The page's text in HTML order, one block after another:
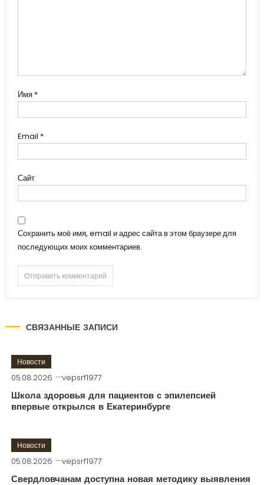
Имя *
Email *
Сайт
Сохранить моё имя, email и адрес сайта в этом браузере для
последующих моих комментариев.
СВЯЗАННЫЕ ЗАПИСИ
Новости
05.08.2026 vepsrf1977
Школа здоровья для пациентов с эпилепсией
впервые открылся в Екатеринбурге
Новости
05.08.2026 vepsrf1977
Свердловчанам доступна новая методику выявления